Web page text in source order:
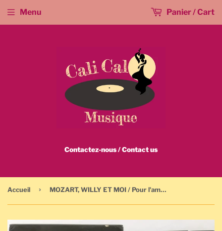
Contactez-nous / Contact us
Menu Panier / Cart
Accueil › MOZART, WILLY ET MOI / Pour l'amour du country - VHS